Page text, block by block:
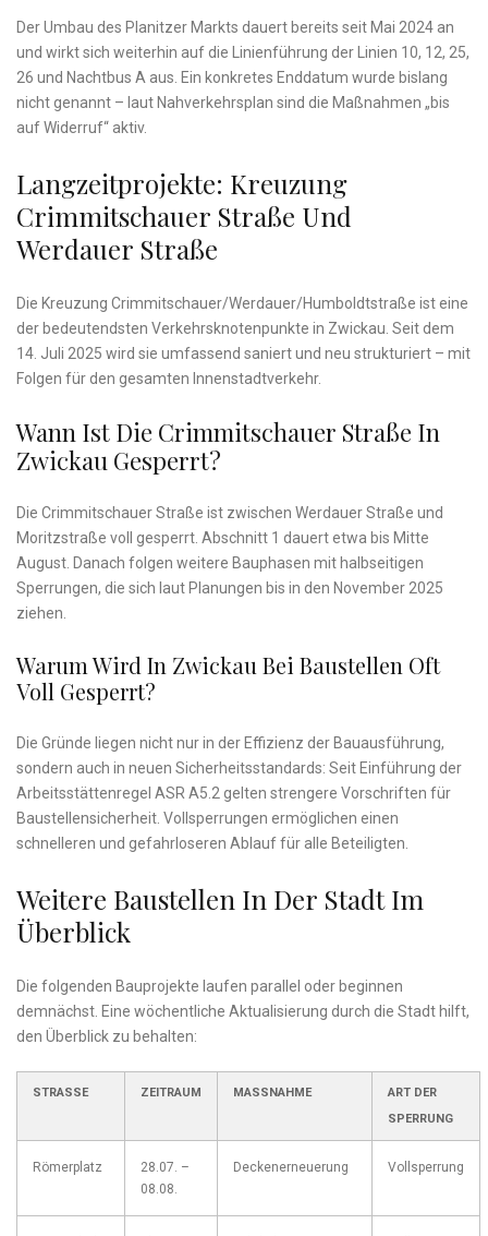
Der Umbau des Planitzer Markts dauert bereits seit Mai 2024 an
und wirkt sich weiterhin auf die Linienführung der Linien 10, 12, 25,
26 und Nachtbus A aus. Ein konkretes Enddatum wurde bislang
nicht genannt – laut Nahverkehrsplan sind die Maßnahmen „bis
auf Widerruf“ aktiv.
Langzeitprojekte: Kreuzung
Crimmitschauer Straße Und
Werdauer Straße
Die Kreuzung Crimmitschauer/Werdauer/Humboldtstraße ist eine
der bedeutendsten Verkehrsknotenpunkte in Zwickau. Seit dem
14. Juli 2025 wird sie umfassend saniert und neu strukturiert – mit
Folgen für den gesamten Innenstadtverkehr.
Wann Ist Die Crimmitschauer Straße In
Zwickau Gesperrt?
Die Crimmitschauer Straße ist zwischen Werdauer Straße und
Moritzstraße voll gesperrt. Abschnitt 1 dauert etwa bis Mitte
August. Danach folgen weitere Bauphasen mit halbseitigen
Sperrungen, die sich laut Planungen bis in den November 2025
ziehen.
Warum Wird In Zwickau Bei Baustellen Oft
Voll Gesperrt?
Die Gründe liegen nicht nur in der Effizienz der Bauausführung,
sondern auch in neuen Sicherheitsstandards: Seit Einführung der
Arbeitsstättenregel ASR A5.2 gelten strengere Vorschriften für
Baustellensicherheit. Vollsperrungen ermöglichen einen
schnelleren und gefahrloseren Ablauf für alle Beteiligten.
Weitere Baustellen In Der Stadt Im
Überblick
Die folgenden Bauprojekte laufen parallel oder beginnen
demnächst. Eine wöchentliche Aktualisierung durch die Stadt hilft,
den Überblick zu behalten:
STRASSE ZEITRAUM MASSNAHME
ART DER
SPERRUNG
Römerplatz
28.07. –
08.08.
Deckenerneuerung Vollsperrung